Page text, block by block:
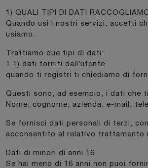
1) QUALI TIPI DI DATI
Quando usi i nostri servizi, accetti
usiamo.
Trattiamo due tipi di dati:
1.1) dati forniti dall’utente
quando ti registri ti chiediamo di
Questi sono, ad esempio, i dati che
Nome, cognome, azienda, e-mail,
Se fornisci dati personali di terzi,
acconsentito al relativo trattamento
Dati di minori di anni 16
Se hai meno di 16 anni non puoi